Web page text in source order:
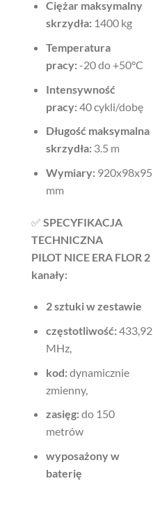
Ciężar maksymalny
skrzydła:1400 kg
Temperatura
pracy:-20 do +50°C
Intensywność
pracy:40 cykli/dobę
Długość maksymalna
skrzydła:3.5 m
Wymiary:920x98x95
mm
✅ SPECYFIKACJA
TECHNICZNA
PILOT NICE ERA FLOR 2
kanały:
2 sztuki w zestawie
częstotliwość:433,92
MHz,
kod:dynamicznie
zmienny,
zasięg:do 150
metrów
wyposażony w
baterię